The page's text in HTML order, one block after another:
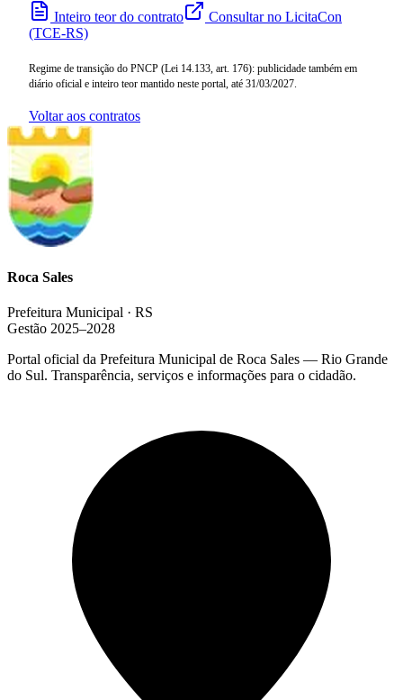
Inteiro teor do contrato
Consultar no LicitaCon
(TCE-RS)
Regime de transição do PNCP (Lei 14.133, art. 176): publicidade também em
diário oficial e inteiro teor mantido neste portal, até 31/03/2027.
Voltar aos contratos
Roca Sales
Prefeitura Municipal · RS
Gestão 2025–2028
Portal oficial da Prefeitura Municipal de Roca Sales — Rio Grande
do Sul. Transparência, serviços e informações para o cidadão.